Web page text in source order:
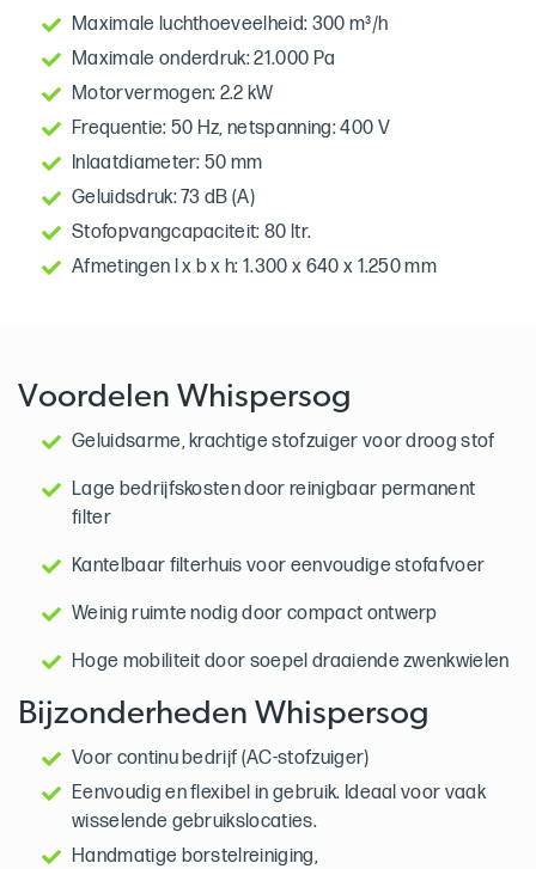
Maximale luchthoeveelheid: 300 m³/h
Maximale onderdruk: 21.000 Pa
Motorvermogen: 2.2 kW
Frequentie: 50 Hz, netspanning: 400 V
Inlaatdiameter: 50 mm
Geluidsdruk: 73 dB (A)
Stofopvangcapaciteit: 80 ltr.
Afmetingen l x b x h: 1.300 x 640 x 1.250 mm
Voordelen Whispersog
Geluidsarme, krachtige stofzuiger voor droog stof
Lage bedrijfskosten door reinigbaar permanent
filter
Kantelbaar filterhuis voor eenvoudige stofafvoer
Weinig ruimte nodig door compact ontwerp
Hoge mobiliteit door soepel draaiende zwenkwielen
Bijzonderheden Whispersog
Voor continu bedrijf (AC-stofzuiger)
Eenvoudig en flexibel in gebruik. Ideaal voor vaak
wisselende gebruikslocaties.
Handmatige borstelreiniging,